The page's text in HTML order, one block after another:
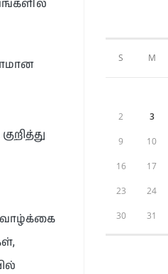
வாழ்க்கை
S M
2 3
9 10
16 17
23 24
30 31